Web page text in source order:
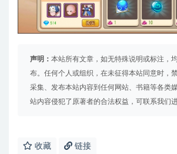
声明： 本站所有文章，如无特殊说明或标注，
布。任何个人或组织，在未征得本站同意时，
采集、发布本站内容到任何网站、书籍等各类
站内容侵犯了原著者的合法权益，可联系我们进
收藏 链接